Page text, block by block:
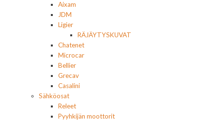
Aixam
JDM
Ligier
RÄJÄYTYSKUVAT
Chatenet
Microcar
Bellier
Grecav
Casalini
Sähköosat
Releet
Pyyhkijän moottorit